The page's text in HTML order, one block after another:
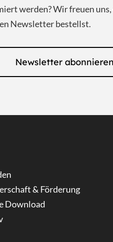
werden? Wir freuen uns,
Newsletter bestellst.
Newsletter abonnieren
& Förderung
Download